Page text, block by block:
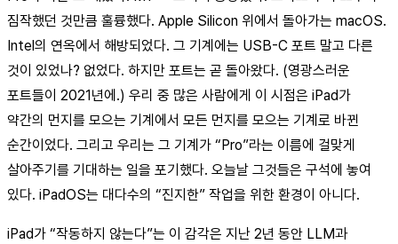
짐작했던 것만큼 훌륭했다. Apple Silicon 위에서 돌아가는 macOS.
Intel의 연옥에서 해방되었다. 그 기계에는 USB-C 포트 말고 다른
것이 있었나? 없었다. 하지만 포트는 곧 돌아왔다. (영광스러운
포트들이 2021년에.) 우리 중 많은 사람에게 이 시점은 iPad가
약간의 먼지를 모으는 기계에서 모든 먼지를 모으는 기계로 바뀐
순간이었다. 그리고 우리는 그 기계가 “Pro”라는 이름에 걸맞게
살아주기를 기대하는 일을 포기했다. 오늘날 그것들은 구석에 놓여
있다. iPadOS는 대다수의 “진지한” 작업을 위한 환경이 아니다.
iPad가 “작동하지 않는다”는 이 감각은 지난 2년 동안 LLM과